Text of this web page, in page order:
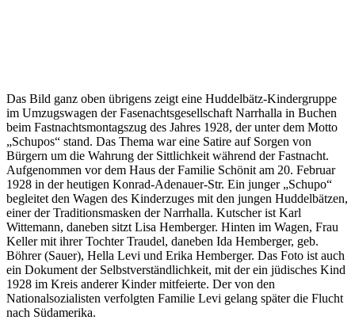
Das Bild ganz oben übrigens zeigt eine Huddelbätz-Kindergruppe
im Umzugswagen der Fasenachtsgesellschaft Narrhalla in Buchen
beim Fastnachtsmontagszug des Jahres 1928, der unter dem Motto
„Schupos“ stand. Das Thema war eine Satire auf Sorgen von
Bürgern um die Wahrung der Sittlichkeit während der Fastnacht.
Aufgenommen vor dem Haus der Familie Schönit am 20. Februar
1928 in der heutigen Konrad-Adenauer-Str. Ein junger „Schupo“
begleitet den Wagen des Kinderzuges mit den jungen Huddelbätzen,
einer der Traditionsmasken der Narrhalla. Kutscher ist Karl
Wittemann, daneben sitzt Lisa Hemberger. Hinten im Wagen, Frau
Keller mit ihrer Tochter Traudel, daneben Ida Hemberger, geb.
Böhrer (Sauer), Hella Levi und Erika Hemberger. Das Foto ist auch
ein Dokument der Selbstverständlichkeit, mit der ein jüdisches Kind
1928 im Kreis anderer Kinder mitfeierte. Der von den
Nationalsozialisten verfolgten Familie Levi gelang später die Flucht
nach Südamerika.